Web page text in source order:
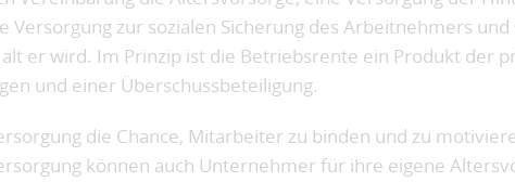
zur sozialen Sicherung des Arbeitnehmers
er wird. Im Prinzip ist die Betriebsrente ein Produkt der
und einer Überschussbeteiligung.
die Chance, Mitarbeiter zu binden und zu
können auch Unternehmer für ihre eigene